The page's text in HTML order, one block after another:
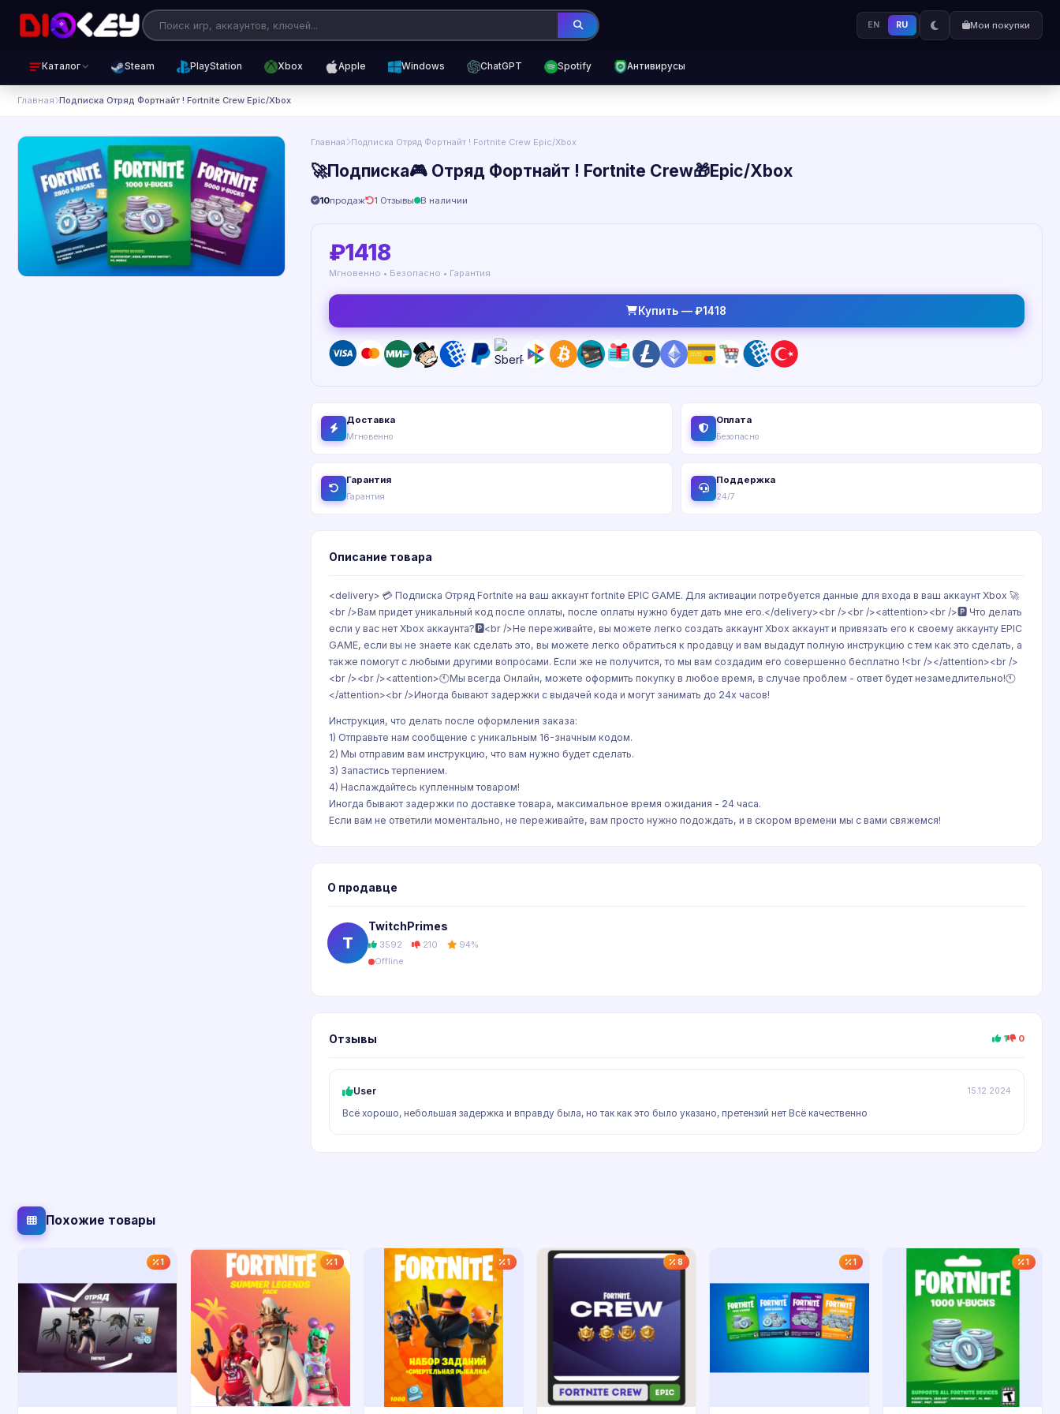
EN RU Мои покупки
Каталог Steam PlayStation Xbox Apple Windows ChatGPT Spotify Антивирусы
Главная Подписка Отряд Фортнайт ! Fortnite Crew Epic/Xbox
Главная Подписка Отряд Фортнайт ! Fortnite Crew Epic/Xbox
🚀Подписка🎮 Отряд Фортнайт ! Fortnite Crew🎁Epic/Xbox
10продаж 1 Отзывы В наличии
₽1418
Мгновенно • Безопасно • Гарантия
Купить — ₽1418
Доставка
Мгновенно
Оплата
Безопасно
Гарантия
Гарантия
Поддержка
24/7
Описание товара
<delivery> 💳 Подписка Отряд Fortnite на ваш аккаунт fortnite EPIC GAME. Для активации потребуется данные для входа в ваш аккаунт Xbox 🚀
<br />Вам придет уникальный код после оплаты, после оплаты нужно будет дать мне его.</delivery><br /><br /><attention><br />🅿️ Что делать
если у вас нет Xbox аккаунта?🅿️<br />Не переживайте, вы можете легко создать аккаунт Xbox аккаунт и привязать его к своему аккаунту EPIC
GAME, если вы не знаете как сделать это, вы можете легко обратиться к продавцу и вам выдадут полную инструкцию с тем как это сделать, а
также помогут с любыми другими вопросами. Если же не получится, то мы вам создадим его совершенно бесплатно !<br /></attention><br />
<br /><br /><attention>🕚Мы всегда Онлайн, можете оформить покупку в любое время, в случае проблем - ответ будет незамедлительно!🕚
</attention><br />Иногда бывают задержки с выдачей кода и могут занимать до 24х часов!
Инструкция, что делать после оформления заказа:
1) Отправьте нам сообщение с уникальным 16-значным кодом.
2) Мы отправим вам инструкцию, что вам нужно будет сделать.
3) Запастись терпением.
4) Наслаждайтесь купленным товаром!
Иногда бывают задержки по доставке товара, максимальное время ожидания - 24 часа.
Если вам не ответили моментально, не переживайте, вам просто нужно подождать, и в скором времени мы с вами свяжемся!
О продавце
T
TwitchPrimes
3592 210 94%
Offline
Отзывы 1 0
User 15.12.2024
Всё хорошо, небольшая задержка и вправду была, но так как это было указано, претензий нет Всё качественно
Похожие товары
1 1 1 8 1 1